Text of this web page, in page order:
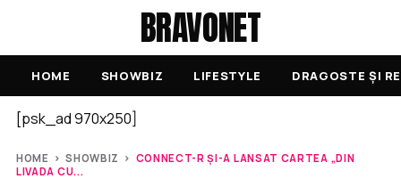
BRAVONET
HOME SHOWBIZ LIFESTYLE DRAGOSTE ȘI
[psk_ad 970x250]
HOME ›SHOWBIZ › CONNECT-R ȘI-A LANSAT CARTEA „DIN
LIVADA CU...